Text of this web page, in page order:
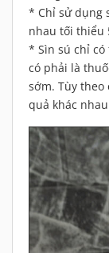
* Chỉ sử dụng
nhau tối thiểu
* Sìn sú chỉ
có phải là
sớm. Tùy
quả khác